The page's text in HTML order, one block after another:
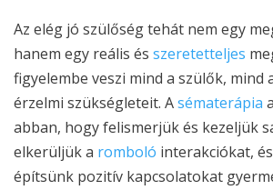
Az elég jó szülőség tehát nem egy
hanem egy reális és szeretetteljes
figyelembe veszi mind a szülők, mind
érzelmi szükségleteit. Asématerápia
abban, hogy felismerjük és kezeljük
elkerüljük a romboló interakciókat, és
építsünk pozitív kapcsolatokat